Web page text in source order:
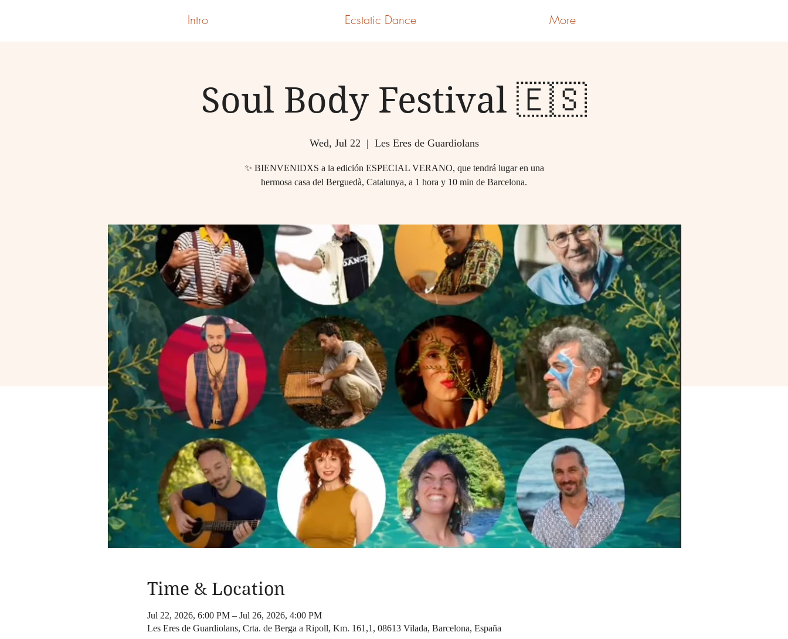
Intro Ecstatic Dance More
Soul Body Festival 🇪🇸
Wed, Jul 22
  |
Les Eres de Guardiolans
✨️ BIENVENIDXS a la edición ESPECIAL VERANO, que tendrá lugar en una
hermosa casa del Berguedà, Catalunya, a 1 hora y 10 min de Barcelona.
Time & Location
Jul 22, 2026, 6:00 PM – Jul 26, 2026, 4:00 PM
Les Eres de Guardiolans, Crta. de Berga a Ripoll, Km. 161,1, 08613 Vilada, Barcelona, España